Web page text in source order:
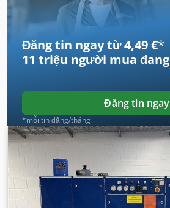
Đăng tin ngay từ 4,49 €*
11 triệu người mua
Đăng tin ngay
*mỗi tin đăng/tháng